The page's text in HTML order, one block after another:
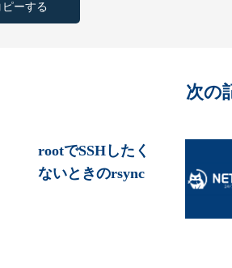
ーする
次の
rootでSSHしたく
ないときのrsync